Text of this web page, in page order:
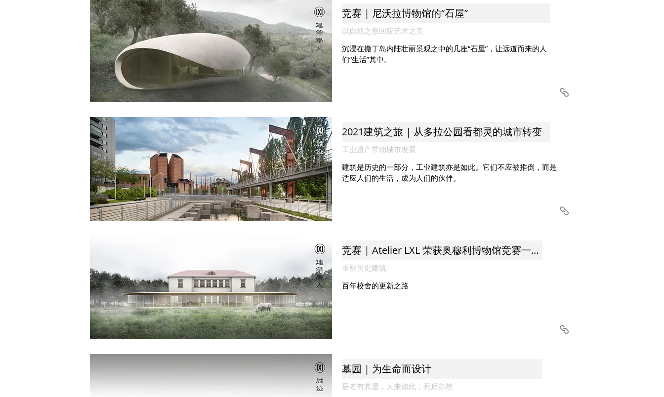
竞赛 | 尼沃拉博物馆的“石屋”
以自然之形回应艺术之美
沉浸在撒丁岛内陆壮丽景观之中的几座“石屋”，让远道而来的人
们“生活”其中。
2021建筑之旅 | 从多拉公园看都灵的城市转变
工业遗产带动城市发展
建筑是历史的一部分，工业建筑亦是如此。它们不应被推倒，而是
适应人们的生活，成为人们的伙伴。
竞赛 | Atelier LXL 荣获奥穆利博物馆竞赛一等奖
重塑历史建筑
​百年校舍的更新之路
墓园 | 为生命而设计
居者有其屋，人来如此，死后亦然